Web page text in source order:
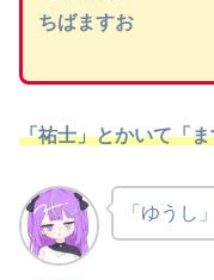
ちばますお
「祐士」とかいて「
「ゆうし